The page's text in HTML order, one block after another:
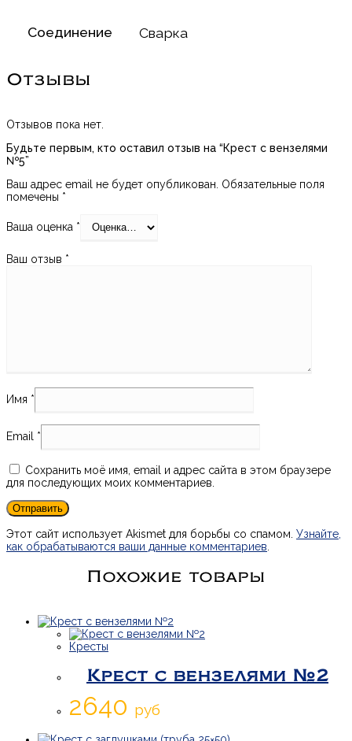
Соединение Сварка
Отзывы
Отзывов пока нет.
Будьте первым, кто оставил отзыв на “Крест с вензелями
№5”
Ваш адрес email не будет опубликован. Обязательные поля
помечены *
Ваша оценка *
Ваш отзыв *
Имя *
Email *
Сохранить моё имя, email и адрес сайта в этом браузере
для последующих моих комментариев.
Этот сайт использует Akismet для борьбы со спамом. Узнайте,
как обрабатываются ваши данные комментариев.
Похожие товары
Кресты
Крест с вензелями №2
2640 руб